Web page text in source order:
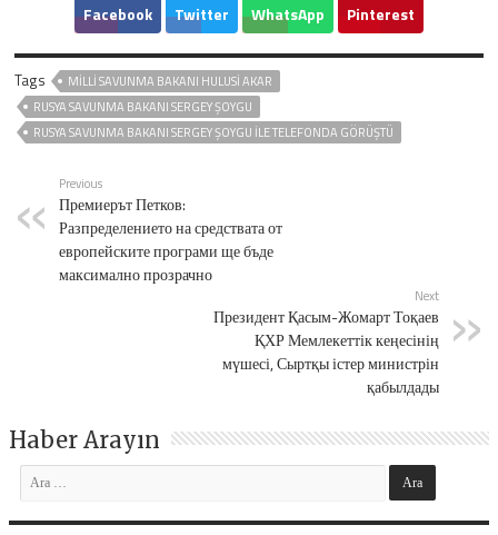
Facebook Twitter WhatsApp Pinterest
Tags
MILLI SAVUNMA BAKANI HULUSI AKAR
RUSYA SAVUNMA BAKANI SERGEY ŞOYGU
RUSYA SAVUNMA BAKANI SERGEY ŞOYGU ILE TELEFONDA GÖRÜŞTÜ
Previous
Премиерът Петков:
Разпределението на средствата от
европейските програми ще бъде
максимално прозрачно
Next
Президент Қасым-Жомарт Тоқаев
ҚХР Мемлекеттік кеңесінің
мүшесі, Сыртқы істер министрін
қабылдады
Haber Arayın